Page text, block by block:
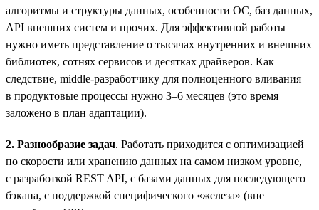
алгоритмы и структуры данных, особенности ОС, баз данных,
API внешних систем и прочих. Для эффективной работы
нужно иметь представление о тысячах внутренних и внешних
библиотек, сотнях сервисов и десятках драйверов. Как
следствие, middle-разработчику для полноценного вливания
в продуктовые процессы нужно 3–6 месяцев (это время
заложено в план адаптации).
2. Разнообразие задач. Работать приходится с оптимизацией
по скорости или хранению данных на самом низком уровне,
с разработкой REST API, с базами данных для последующего
бэкапа, с поддержкой специфического «железа» (вне